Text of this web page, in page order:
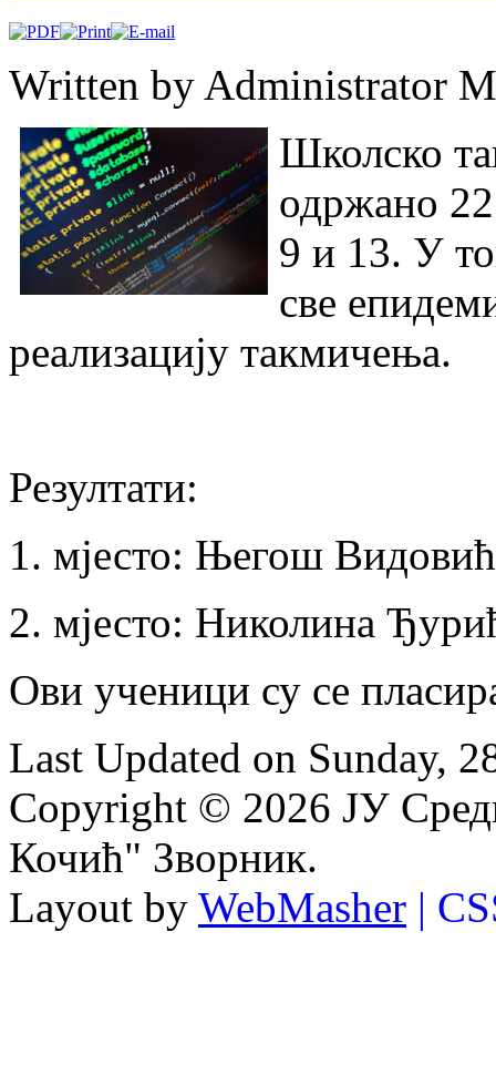
Written by Administrator
Школско
одржано
9 и 13. У
све
реализацију такмичења.
Резултати:
1. мјесто: Његош
2. мјесто: Николина
Ови ученици су се
Last Updated on Sunday,
Copyright © 2026 ЈУ
Кочић" Зворник.
Layout by WebMasher |